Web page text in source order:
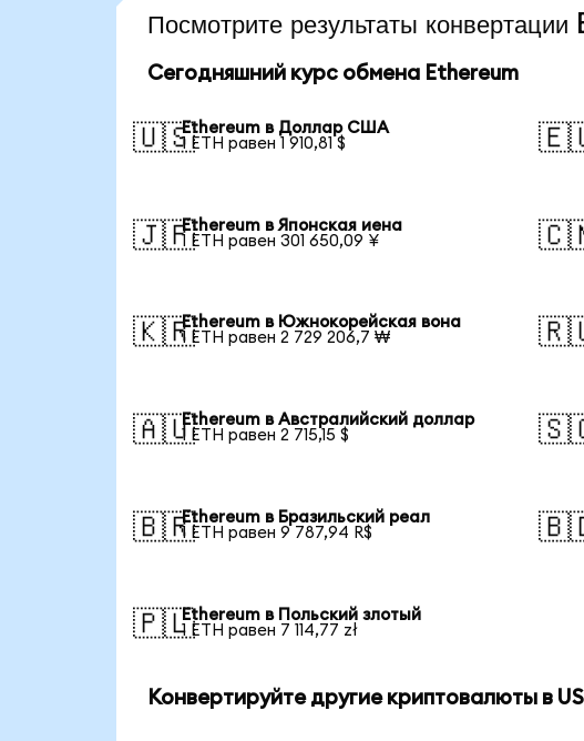
Посмотрите результаты
Сегодняшний курс обмена Ethereum
🇺🇸Ethereum в Доллар США
1 ETH равен 1 910,81 $
🇯🇵Ethereum в Японская иена
1 ETH равен 301 650,09 ¥
🇰🇷Ethereum в Южнокорейская вона
1 ETH равен 2 729 206,7 ₩
🇦🇺Ethereum в Австралийский доллар
1 ETH равен 2 715,15 $
🇧🇷Ethereum в Бразильский реал
1 ETH равен 9 787,94 R$
🇵🇱Ethereum в Польский злотый
1 ETH равен 7 114,77 zł
Конвертируйте другие криптовалюты в